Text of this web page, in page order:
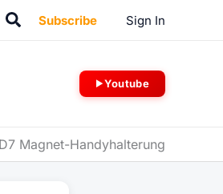
SuchenSubscribe Sign In
Youtube
Magnet-Handyhalterung